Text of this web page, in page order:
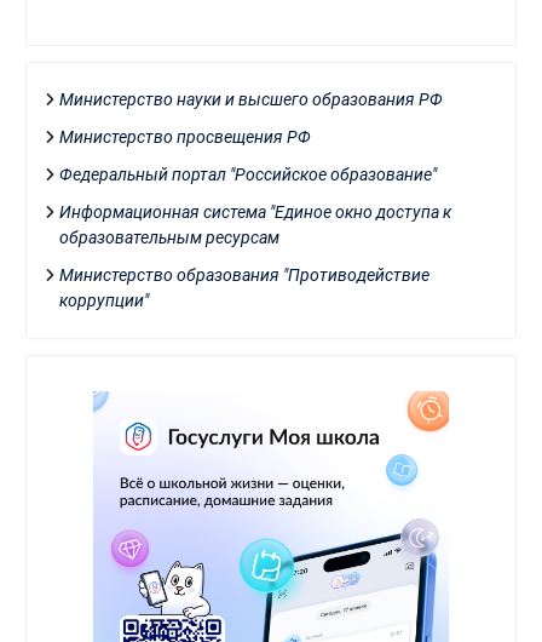
Министерство науки и высшего образования РФ
Министерство просвещения РФ
Федеральный портал "Российское образование"
Информационная система "Единое окно доступа к
образовательным ресурсам
Министерство образования "Противодействие
коррупции"